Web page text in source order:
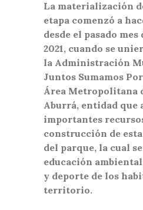
La materialización
etapa comenzó a
desde el pasado mes
2021, cuando se
la Administración
Juntos Sumamos
Área Metropolitana
Aburrá, entidad que
importantes
construcción de
del parque, la cual
educación
y deporte de los
territorio.